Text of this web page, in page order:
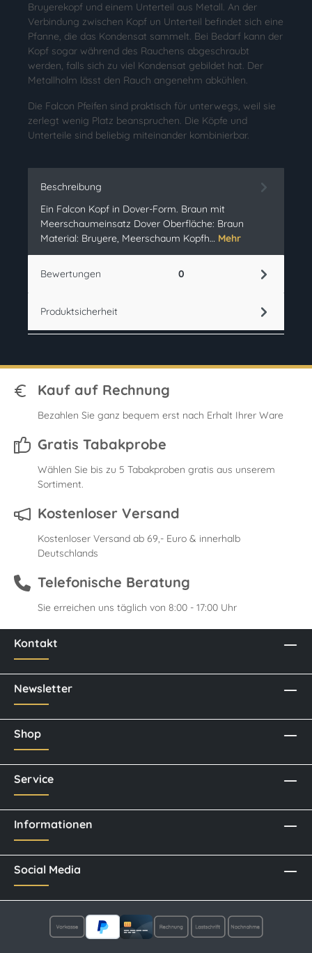
Bruyerekopf und einem Unterteil aus Metall. An der
Verbindung zwischen Kopf un Unterteil befindet sich eine
Pfanne, die das Kondensat sammelt. Bei Bedarf kann der
Kopf sogar während des Rauchens abgeschraubt
werden, falls sich zu viel Kondensat gebildet hat. Der
Metallholm lässt den Rauch angenehm abkühlen.
Die Falcon Pfeifen sind praktisch für unterwegs, weil sie
zerlegt wenig Platz beanspruchen. Die Köpfe und
Unterteile sind beliebig miteinander kombinierbar.
Beschreibung
Ein Falcon Kopf in Dover-Form. Braun mit
Meerschaumeinsatz Dover Oberfläche: Braun
Material: Bruyere, Meerschaum Kopfh… Mehr
Bewertungen 0
Produktsicherheit
Kauf auf Rechnung
Bezahlen Sie ganz bequem erst nach Erhalt Ihrer Ware
Gratis Tabakprobe
Wählen Sie bis zu 5 Tabakproben gratis aus unserem
Sortiment.
Kostenloser Versand
Kostenloser Versand ab 69,- Euro & innerhalb
Deutschlands
Telefonische Beratung
Sie erreichen uns täglich von 8:00 - 17:00 Uhr
Kontakt
Newsletter
Social Media
Shop
Service
Informationen